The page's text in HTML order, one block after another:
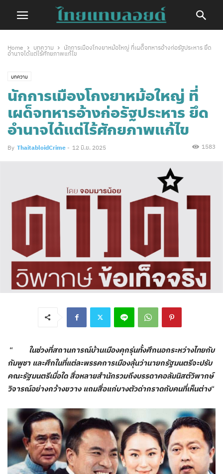
Home บทความ
นักการเมืองโกงยาหม้อใหญ่ ที่เผด็จทหารอ้างก่อรัฐประหาร ยึด
อำนาจได้แต่ไร้ศักยภาพแก้ไข
บทความ
นักการเมืองโกงยาหม้อใหญ่ ที่
เผด็จทหารอ้างก่อรัฐประหาร ยึด
อำนาจได้แต่ไร้ศักยภาพแก้ไข
By ThaitabloidCrime - 12 มิ.ย. 2025 1583
“ ในช่วงที่สถานการณ์บ้านเมืองคุกรุ่นทั้งศึกนอกระหว่างไทยกับ
กัมพูชา และศึกในที่แต่ละพรรคการเมืองลุ้นว่านายกรัฐมนตรีจะปรับ
คณะรัฐมนตรีเมื่อใด สื่อหลายสำนักรวมถึงบรรดาคอลัมนิสต์วิพากษ์
วิจารณ์อย่างกว้างขวาง แถมสื่อแก่บางตัวด่ากราดกับคนที่เห็นต่าง“